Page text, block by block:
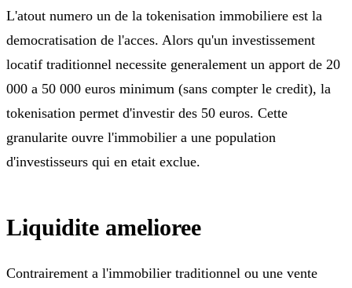
L'atout numero un de la tokenisation immobiliere est la
democratisation de l'acces. Alors qu'un investissement
locatif traditionnel necessite generalement un apport de 20
000 a 50 000 euros minimum (sans compter le credit), la
tokenisation permet d'investir des 50 euros. Cette
granularite ouvre l'immobilier a une population
d'investisseurs qui en etait exclue.
Liquidite amelioree
Contrairement a l'immobilier traditionnel ou une vente